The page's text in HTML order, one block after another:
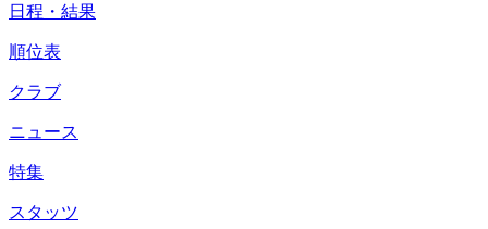
日程・結果
順位表
クラブ
ニュース
特集
スタッツ